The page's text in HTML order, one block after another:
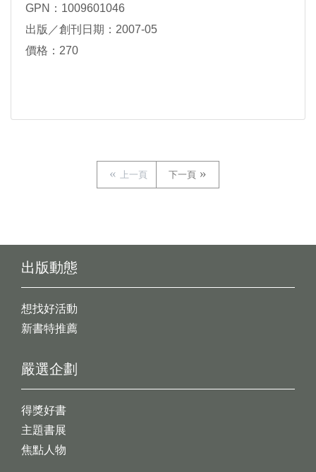
GPN：1009601046
出版／創刊日期：2007-05
價格：270
上一頁 下一頁
出版動態
想找好活動
新書特推薦
嚴選企劃
得獎好書
主題書展
焦點人物